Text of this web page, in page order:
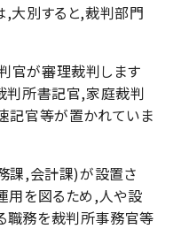
大別すると,裁判部門
官が審理裁判します
判所書記官,家庭裁判
官等が置かれていま
課,会計課)が設置さ
を図るため,人や設
職務を裁判所事務官等